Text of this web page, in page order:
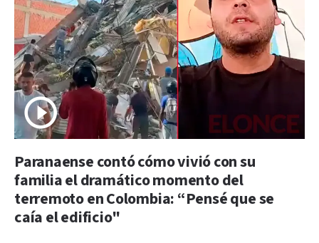
Paranaense contó cómo vivió con su
familia el dramático momento del
terremoto en Colombia: “Pensé que se
caía el edificio"